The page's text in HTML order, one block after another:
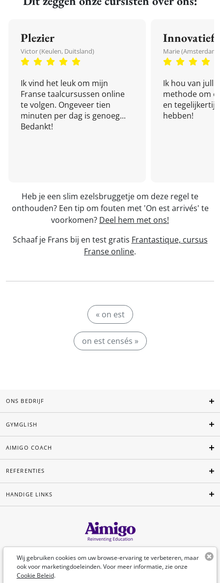
Plezier
Victor (Keulen, Duitsland)
Ik vind het leuk om mijn
Franse taalcursussen online
te volgen. Ongeveer tien
minuten per dag is genoeg...
Bedankt!
Innovatief
Marie
Ik hou van
methode om
en
hebben!
Heb je een slim ezelsbruggetje om deze regel te
onthouden? Een tip om fouten met 'On est arrivés' te
voorkomen? Deel hem met ons!
Schaaf je Frans bij en test gratis Frantastique, cursus
Franse online.
« on est
on est censés »
Wij gebruiken cookies om uw browse-ervaring te verbeteren, maar
ook voor marketingdoeleinden. Voor meer informatie, zie onze
Cookie Beleid.
ONS BEDRIJF
GYMGLISH
AIMIGO COACH
REFERENTIES
HANDIGE LINKS
Nederlands